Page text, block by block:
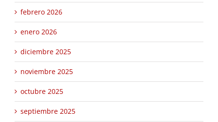
febrero 2026
enero 2026
diciembre 2025
noviembre 2025
octubre 2025
septiembre 2025